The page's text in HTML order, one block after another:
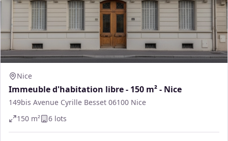
Nice
Immeuble d'habitation libre - 150 m² - Nice
149bis Avenue Cyrille Besset 06100 Nice
150 m² 6 lots